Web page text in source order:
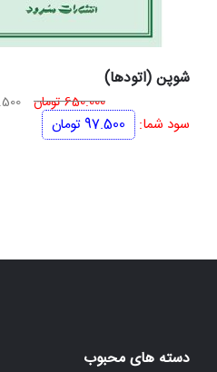
شوپن (اتودها)
650.000تومان
سود شما: 97.500 تومان
دسته های محبوب